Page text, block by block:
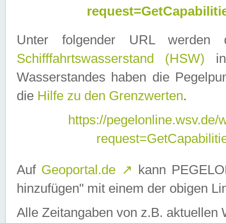
Unter folgender URL
Schifffahrtswasserstand (HSW)
Wasserstandes haben die
die Hilfe zu den Grenzwerten.
https://
Auf Geoportal.de ↗ kann
hinzufügen" mit einem der obigen
Alle Zeitangaben von z.B. aktuellen